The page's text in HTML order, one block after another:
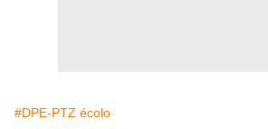
#DPE-PTZ écolo